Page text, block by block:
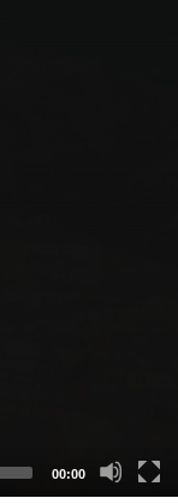
00:00